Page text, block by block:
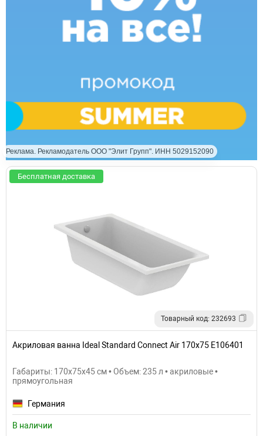
Реклама. Рекламодатель ООО "Элит Групп". ИНН 5029152090
Бесплатная доставка
Товарный код: 232693
Акриловая ванна Ideal Standard Connect Air 170х75 E106401
Габариты: 170x75x45 см • Объем: 235 л • акриловые •
прямоугольная
Германия
В наличии